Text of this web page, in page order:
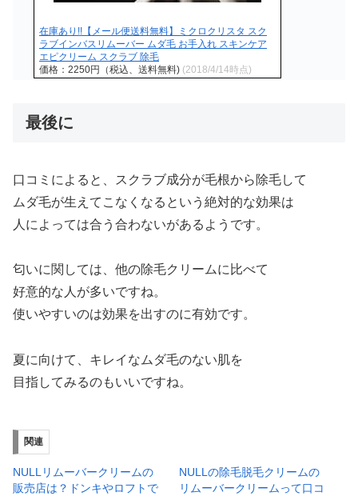
在庫あり!!【メール便送料無料】ミクロクリスタ スク
ラブインバスリムーバー ムダ毛 お手入れ スキンケア
エピクリーム スクラブ 除毛
価格：2250円（税込、送料無料) (2018/4/14時点)
最後に
口コミによると、スクラブ成分が毛根から除毛して
ムダ毛が生えてこなくなるという絶対的な効果は
人によっては合う合わないがあるようです。
匂いに関しては、他の除毛クリームに比べて
好意的な人が多いですね。
使いやすいのは効果を出すのに有効です。
夏に向けて、キレイなムダ毛のない肌を
目指してみるのもいいですね。
関連
NULLリムーバークリームの
販売店は？ドンキやロフトで
NULLの除毛脱毛クリームの
リムーバークリームって口コ